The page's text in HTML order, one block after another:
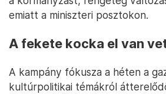
emiatt a miniszteri posztokon.
A fekete kocka el van
A kampány fókusza a héten a
kultúrpolitikai témákról